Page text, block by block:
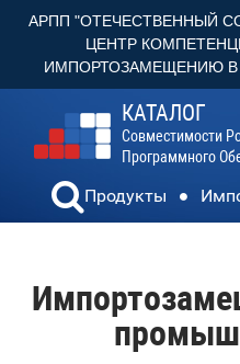
АРПП "ОТЕЧЕСТВЕННЫЙ
ЦЕНТР
ИМПОРТОЗАМЕЩЕНИЮ В
КАТАЛОГ
Совместимости
Программного
Продукты